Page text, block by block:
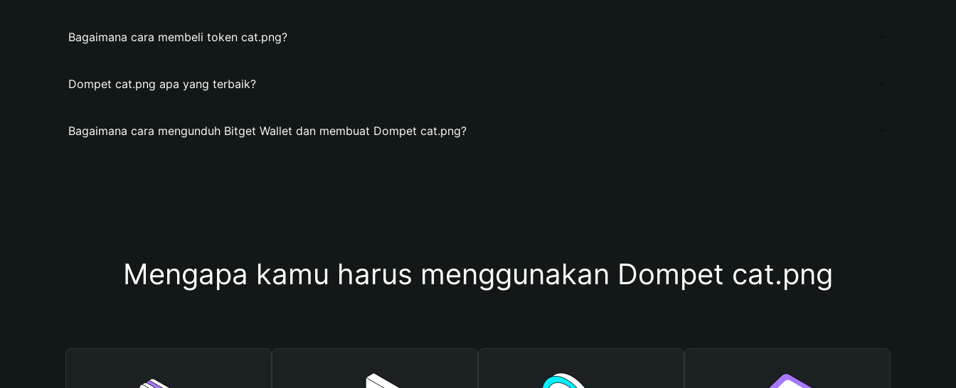
Bagaimana cara membeli token cat.png?
Dompet cat.png apa yang terbaik?
Bagaimana cara mengunduh Bitget Wallet dan membuat Dompet cat.png?
Mengapa kamu harus menggunakan Dompet cat.png